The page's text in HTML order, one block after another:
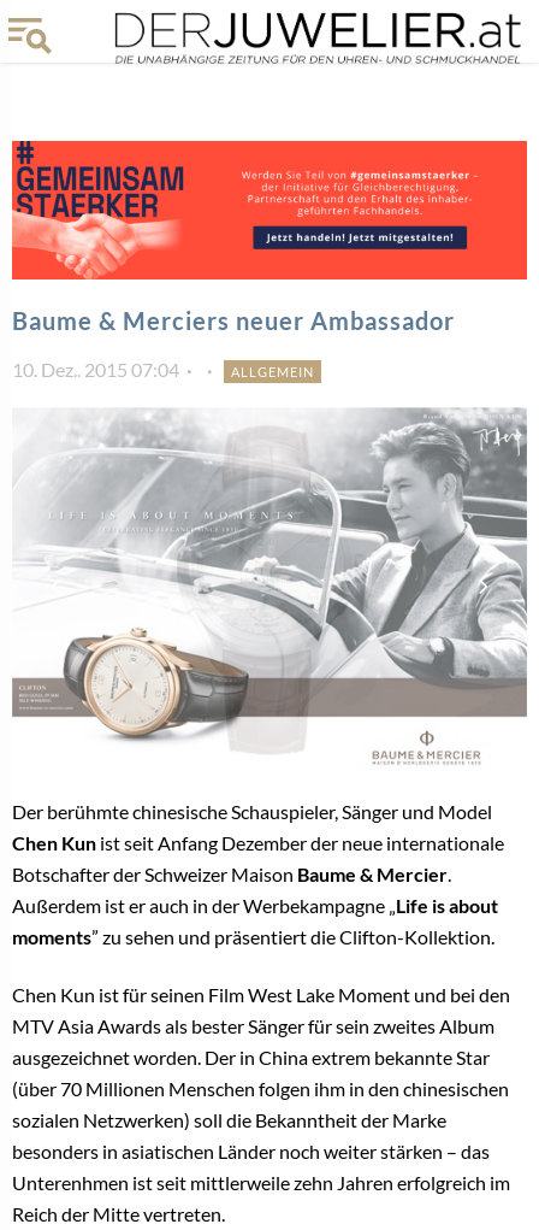
Baume & Merciers neuer Ambassador
10. Dez.. 2015 07:04 ALLGEMEIN
Der berühmte chinesische Schauspieler, Sänger und Model
Chen Kun ist seit Anfang Dezember der neue internationale
Botschafter der Schweizer Maison Baume & Mercier
Außerdem ist er auch in der Werbekampagne „ Life is about
moments” zu sehen und präsentiert die Clifton-Kollektion.
Chen Kun ist für seinen Film West Lake Moment und bei den
MTV Asia Awards als bester Sänger für sein zweites Album
ausgezeichnet worden. Der in China extrem bekannte Star
(über 70 Millionen Menschen folgen ihm in den chinesischen
sozialen Netzwerken) soll die Bekanntheit der Marke
besonders in asiatischen Länder noch weiter stärken – das
Unterenhmen ist seit mittlerweile zehn Jahren erfolgreich im
Reich der Mitte vertreten.